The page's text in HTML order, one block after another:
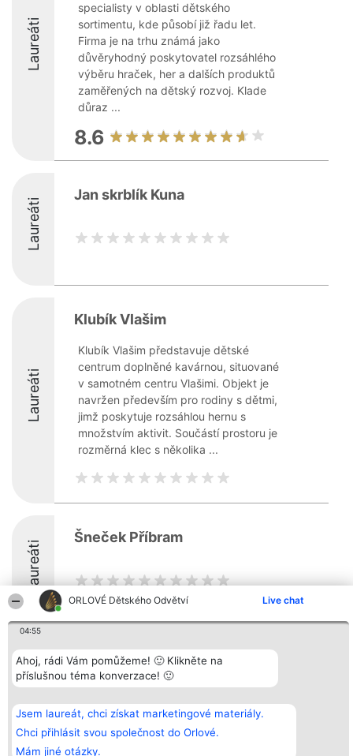
ORLOVÉ Dětského Odvětví Live chat
04:55
Ahoj, rádi Vám pomůžeme! 🙂 Klikněte na
příslušnou téma konverzace! 🙂
Jsem laureát, chci získat marketingové materiály.
Chci přihlásit svou společnost do Orlové.
Mám jiné otázky.
Laureáti
specialisty v oblasti dětského
sortimentu, kde působí již řadu let.
Firma je na trhu známá jako
důvěryhodný poskytovatel rozsáhlého
výběru hraček, her a dalších produktů
zaměřených na dětský rozvoj. Klade
důraz ...
8.6
Laureáti
Jan skrblík Kuna
Laureáti
Klubík Vlašim
Klubík Vlašim představuje dětské
centrum doplněné kavárnou, situované
v samotném centru Vlašimi. Objekt je
navržen především pro rodiny s dětmi,
jimž poskytuje rozsáhlou hernu s
množstvím aktivit. Součástí prostoru je
rozměrná klec s několika ...
Laureáti
Šneček Příbram
Organizátor hlasování
Bright Side Solutions sp. z o.
o. sp. k.
Wrocław 50-079
KRS 0000749100 | Regon
381313360 | NIP 8943132676
Plebiscyt
Vítězové
Seznam všech
Zásady
Pravidla
Zásady